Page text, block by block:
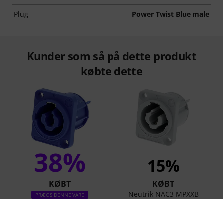
Plug Power Twist Blue male
Kunder som så på dette produkt
købte dette
38%
KØBT
PRÆCIS DENNE VARE
15%
KØBT
Neutrik NAC3 MPXXB